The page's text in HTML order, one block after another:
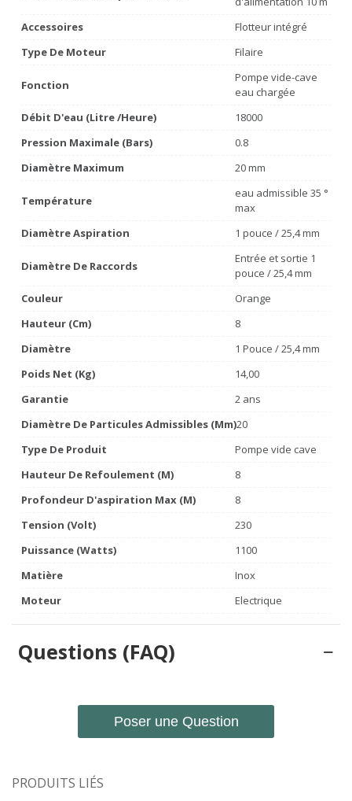
Accessoires
Flotteur intégré
Type De Moteur
Filaire
Fonction
Pompe vide-cave
eau chargée
Débit D'eau (litre /heure)
18000
Pression Maximale (bars)
0.8
Diamètre Maximum
20 mm
Température
eau admissible 35 °
max
Diamètre Aspiration
1 pouce / 25,4 mm
Diamètre De Raccords
Entrée et sortie 1
pouce / 25,4 mm
Couleur
Orange
Hauteur (cm)
8
Diamètre
1 Pouce / 25,4 mm
Poids Net (Kg)
14,00
Garantie
2 ans
Diamètre De Particules Admissibles (mm)20
Type De Produit
Pompe vide cave
Hauteur De Refoulement (m)
8
Profondeur D'aspiration Max (m)
8
Tension (volt)
230
Puissance (watts)
1100
Matière
Inox
Moteur
Electrique
Questions (FAQ)
Poser une Question
PRODUITS LIÉS